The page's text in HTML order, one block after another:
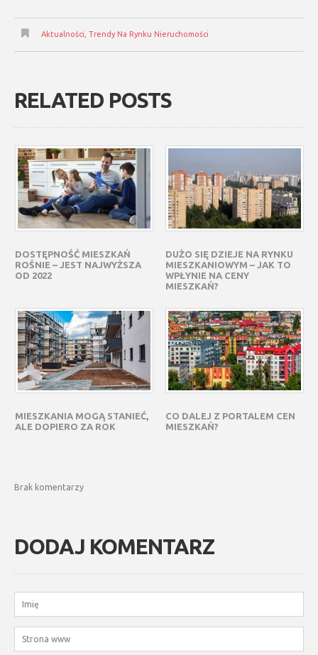
Aktualności Trendy Na Rynku Nieruchomości
RELATED POSTS
DOSTĘPNOŚĆ MIESZKAŃ
ROŚNIE – JEST NAJWYŻSZA
OD 2022
DUŻO SIĘ DZIEJE NA RYNKU
MIESZKANIOWYM – JAK TO
WPŁYNIE NA CENY
MIESZKAŃ?
MIESZKANIA MOGĄ STANIEĆ,
ALE DOPIERO ZA ROK
CO DALEJ Z PORTALEM CEN
MIESZKAŃ?
Brak komentarzy
DODAJ KOMENTARZ